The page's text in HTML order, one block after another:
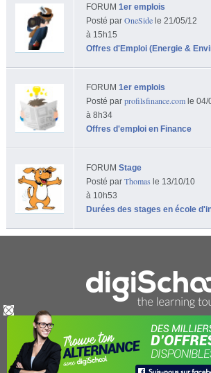
FORUM 1er emplois
Posté par OneSidele 21/05/12
à 15h15
Offres d'Emploi (Energie &
FORUM 1er emplois
Posté par profilsfinance.comle 04/
à 8h34
Offres d'emploi en Finance
FORUM Stage
Posté par Thomas le 13/10/10
à 10h53
Durées des stages en école
Publicité sur le réseau digiSchool - C.G.U/
droits réservés 2011-